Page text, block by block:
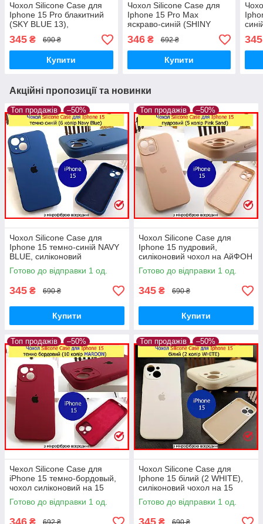
Чохол Silicone Case для
Iphone 15 Pro блакитний
(SKY BLUE 13),
АйФОН 15 ПРО блакитний
345 ₴ 690 ₴
Купити
Чохол Silicone Case для
Iphone 15 Pro Max
яскраво-синій (SHINY
BLUE 11), силікон чохол
на АйФОН 15 ПРО МАКС
синій
346₴ 692 ₴
Купити
15
345
Акційні пропозиції та новинки
Топ продажів –50%
Чохол Silicone Case для
Iphone 15 темно-синій NAVY
BLUE, силіконовий
оригінальний чохол для
айфон 15 синій
Готово до відправки 1 од.
345 ₴ 690 ₴
Купити
Топ продажів –50%
Чохол Silicone Case для
Iphone 15 пудровий,
силіконовий чохол на АйФОН
15 пудровий (05 Pink sand)
Готово до відправки 1 од.
345 ₴ 690 ₴
Купити
Топ продажів –50%
Чехол Silicone Case для
iPhone 15 темно-бордовый,
чохол силіконовий на 15
АЙФОН темно червоний
(MAROON 10)
Готово до відправки 1 од.
₴ 692 ₴
Топ продажів –50%
Чохол Silicone Case для
Iphone 15 білий (2 WHITE),
силіконовий чохол на 15
АйФОН білий протиударний
Готово до відправки 1 од.
₴ 690 ₴